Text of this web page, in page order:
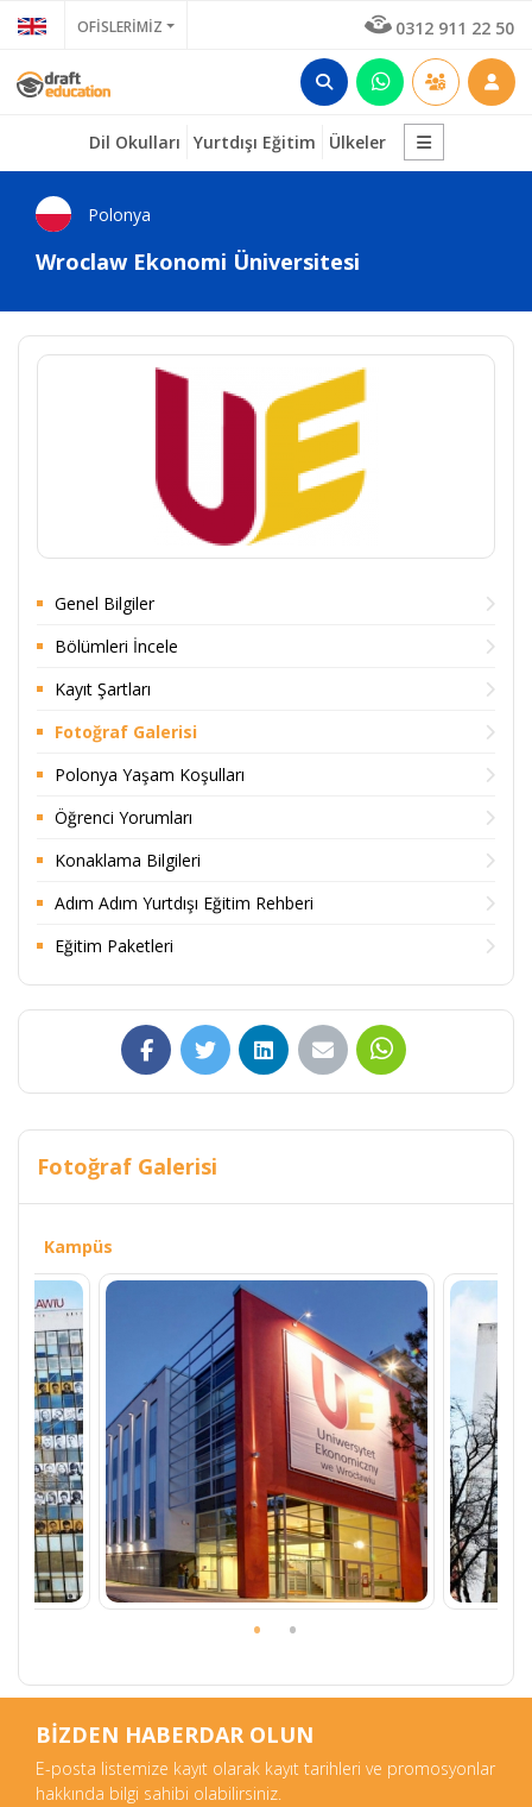
OFİSLERİMİZ 0312 911 22 50
Dil Okulları Yurtdışı Eğitim Ülkeler
Polonya
Wroclaw Ekonomi Üniversitesi
Genel Bilgiler
Bölümleri İncele
Kayıt Şartları
Fotoğraf Galerisi
Polonya Yaşam Koşulları
Öğrenci Yorumları
Konaklama Bilgileri
Adım Adım Yurtdışı Eğitim Rehberi
Eğitim Paketleri
Fotoğraf Galerisi
Kampüs
BİZDEN HABERDAR OLUN
E-posta listemize kayıt olarak kayıt tarihleri ve promosyonlar
hakkında bilgi sahibi olabilirsiniz.